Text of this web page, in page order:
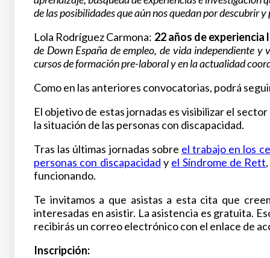
de las posibilidades que aún nos quedan por descubrir
Lola Rodríguez Carmona: 22 años de
de Down España de empleo, de vida independiente
cursos de formación pre-laboral y en la actualidad
Como en las anteriores convocatorias, podrá
El objetivo de estas jornadas es visibilizar el
la situación de las personas con discapacidad.
Tras las últimas jornadas sobre el trabajo en los
personas con discapacidad y el Síndrome de Rett
funcionando.
Te invitamos a que asistas a esta cita que
interesadas en asistir. La asistencia es gratuita.
recibirás un correo electrónico con el enlace de
Inscripción: